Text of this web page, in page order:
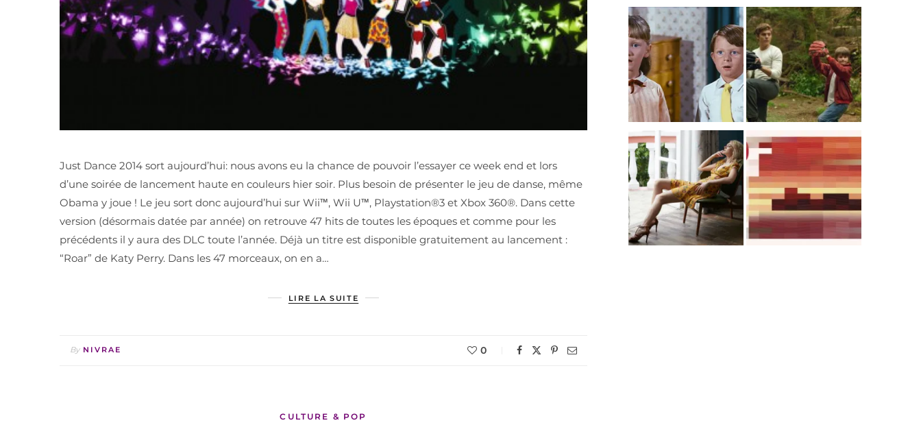
Just Dance 2014 sort aujourd’hui: nous avons eu la chance de pouvoir l’essayer ce week end et lors
d’une soirée de lancement haute en couleurs hier soir. Plus besoin de présenter le jeu de danse, même
Obama y joue ! Le jeu sort donc aujourd’hui sur Wii™, Wii U™, Playstation®3 et Xbox 360®. Dans cette
version (désormais datée par année) on retrouve 47 hits de toutes les époques et comme pour les
précédents il y aura des DLC toute l’année. Déjà un titre est disponible gratuitement au lancement :
“Roar” de Katy Perry. Dans les 47 morceaux, on en a…
LIRE LA SUITE
By NIVRAE 0
CULTURE & POP